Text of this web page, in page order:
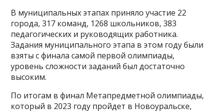
В муниципальных этапах приняло участие 22
города, 317 команд, 1268 школьников, 383
педагогических и руководящих работника.
Задания муниципального этапа в этом году были
взяты с финала самой первой олимпиады,
уровень сложности заданий был достаточно
высоким.
По итогам в финал Метапредметной олимпиады,
который в 2023 году пройдет в Новоуральске,